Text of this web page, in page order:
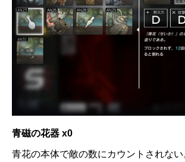
青磁の花器 x0
青花の本体で敵の数にカウントされな